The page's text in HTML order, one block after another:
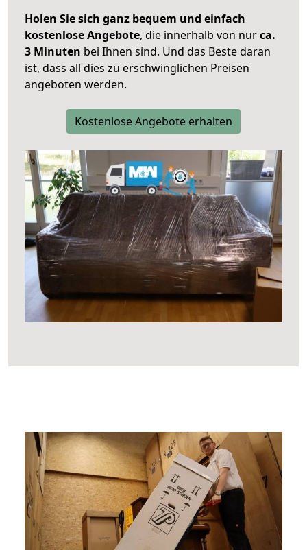
Holen Sie sich ganz bequem und einfach
kostenlose Angebote, die innerhalb von nurca.
3 Minuten bei Ihnen sind. Und das Beste daran
ist, dass all dies zu erschwinglichen Preisen
angeboten werden.
Kostenlose Angebote erhalten